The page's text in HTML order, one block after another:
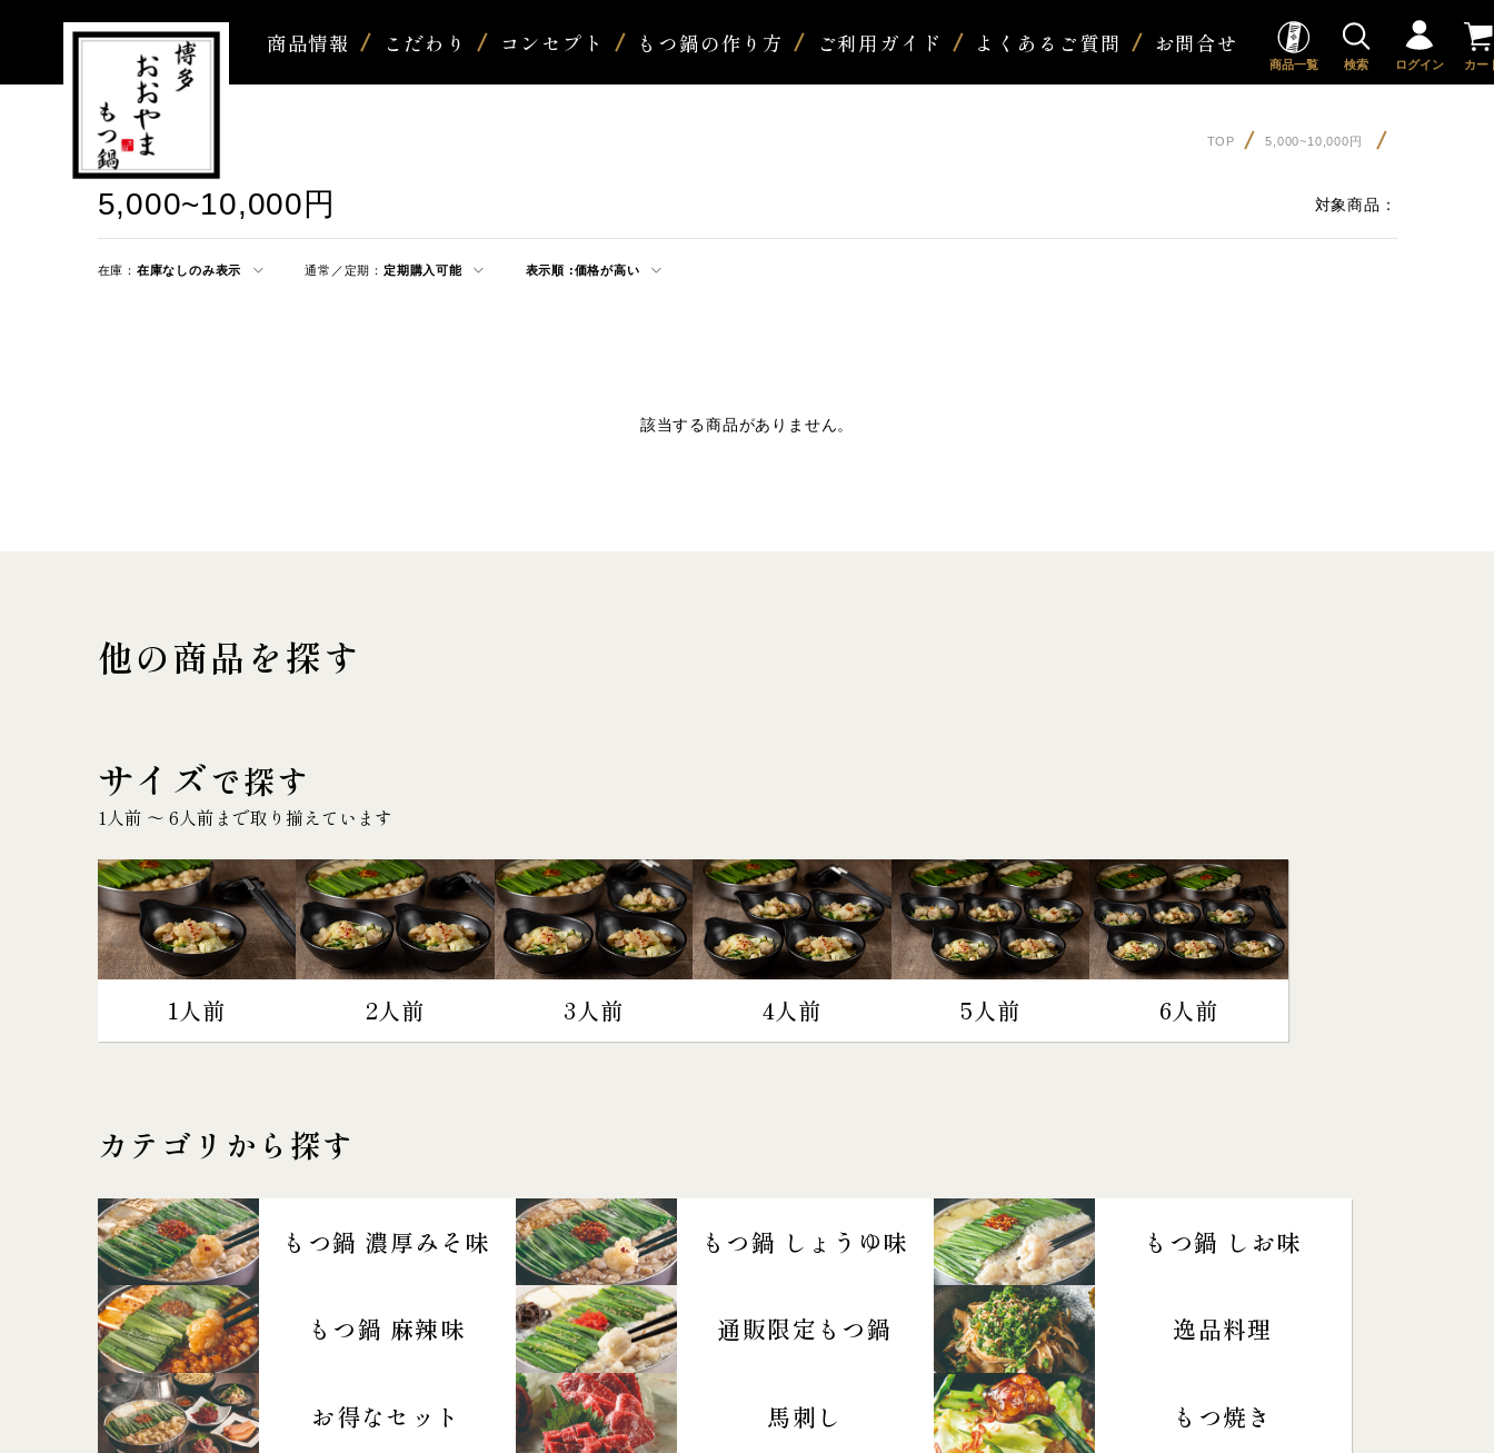
商品情報 こだわり コンセプト もつ鍋の作り方 ご利用ガイド よくあるご質問 お問合せ
商品一覧 検索 ログイン カー
TOP 5,000~10,000円
5,000~10,000円 対象商品：
在庫： 在庫なしのみ表示 通常／定期： 定期購入可能 表示順 :価格が高い
該当する商品がありません。
他の商品を探す
サイズで探す
1人前 〜 6人前まで取り揃えています
1人前 2人前 3人前 4人前 5人前 6人前
カテゴリから探す
もつ鍋 濃厚みそ味 もつ鍋 しょうゆ味 もつ鍋 しお味
もつ鍋 麻辣味 通販限定もつ鍋 逸品料理
お得なセット 馬刺し もつ焼き